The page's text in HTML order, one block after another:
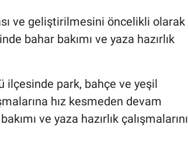
ve geliştirilmesini öncelikli olarak
bahar bakımı ve yaza hazırlık
ilçesinde park, bahçe ve yeşil
hız kesmeden devam
ve yaza hazırlık çalışmalarını